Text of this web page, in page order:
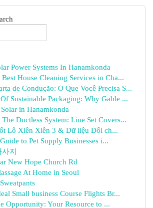
Power Systems In Hanamkonda
House Cleaning Services in Cha...
de Condução: O Que Você Precisa S...
Sustainable Packaging: Why Gable ...
in Hanamkonda
Ductless System: Line Set Covers...
Lô Xiên Xiên 3 & Dữ liệu Đối ch...
to Pet Supply Businesses i...
지
New Hope Church Rd
At Home in Seoul
Small business Course Flights Br...
Opportunity: Your Resource to ...